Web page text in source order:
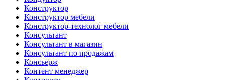
Конструктор
Конструктор мебели
Конструктор-технолог мебели
Консультант
Консультант в магазин
Консультант по продажам
Консьерж
Контент менеджер